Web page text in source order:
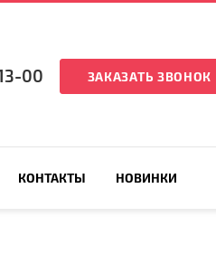
00 ЗАКАЗАТЬ ЗВОНОК
КОНТАКТЫ НОВИНКИ